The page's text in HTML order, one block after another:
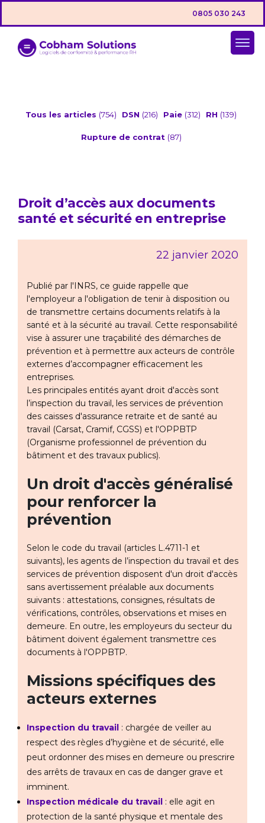
0805 030 243
Tous les articles (754) DSN (216) Paie (312) RH (139)
Rupture de contrat (87)
Droit d’accès aux documents
santé et sécurité en entreprise
22 janvier 2020
Publié par l'INRS, ce guide rappelle que
l'employeur a l'obligation de tenir à disposition ou
de transmettre certains documents relatifs à la
santé et à la sécurité au travail. Cette responsabilité
vise à assurer une traçabilité des démarches de
prévention et à permettre aux acteurs de contrôle
externes d’accompagner efficacement les
entreprises.
Les principales entités ayant droit d'accès sont
l’inspection du travail, les services de prévention
des caisses d'assurance retraite et de santé au
travail (Carsat, Cramif, CGSS) et l'OPPBTP
(Organisme professionnel de prévention du
bâtiment et des travaux publics).
Un droit d'accès généralisé
pour renforcer la
prévention
Selon le code du travail (articles L.4711-1 et
suivants), les agents de l’inspection du travail et des
services de prévention disposent d'un droit d'accès
sans avertissement préalable aux documents
suivants : attestations, consignes, résultats de
vérifications, contrôles, observations et mises en
demeure. En outre, les employeurs du secteur du
bâtiment doivent également transmettre ces
documents à l'OPPBTP.
Missions spécifiques des
acteurs externes
Inspection du travail : chargée de veiller au
respect des règles d’hygiène et de sécurité, elle
peut ordonner des mises en demeure ou prescrire
des arrêts de travaux en cas de danger grave et
imminent.
Inspection médicale du travail : elle agit en
protection de la santé physique et mentale des